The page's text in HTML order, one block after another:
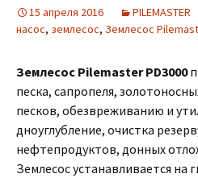
15 апреля 2016 PILEMASTER
насос, землесос, Землесос
Землесос Pilemaster PD3000
песка, сапропеля,
песков, обезвреживанию и
дноуглубление, очистка
нефтепродуктов, донных
Землесос устанавливается на